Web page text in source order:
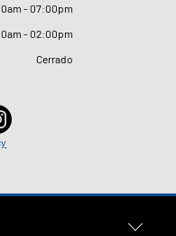
- 07:00pm
- 02:00pm
Cerrado